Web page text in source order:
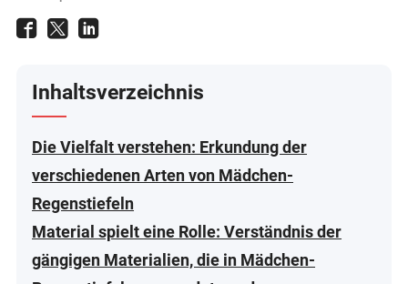
Inhaltsverzeichnis
Die Vielfalt verstehen: Erkundung der
verschiedenen Arten von Mädchen-
Regenstiefeln
Material spielt eine Rolle: Verständnis der
gängigen Materialien, die in Mädchen-